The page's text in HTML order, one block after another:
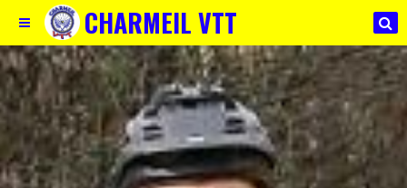
CHARMEIL VTT